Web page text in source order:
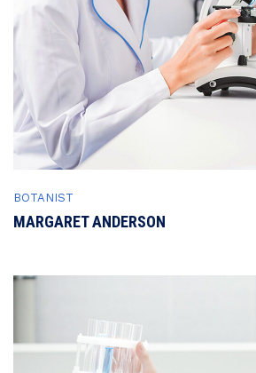
BOTANIST
MARGARET ANDERSON